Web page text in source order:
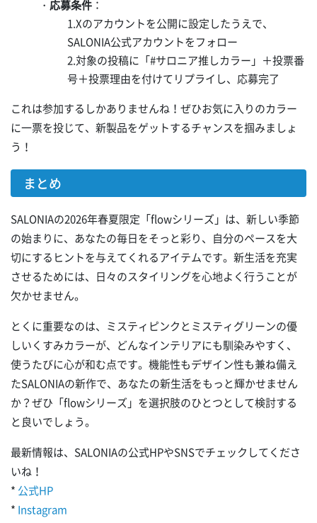
・ 応募条件 ：
1.Xのアカウントを公開に設定したうえで、
SALONIA公式アカウントをフォロー
2.対象の投稿に「#サロニア推しカラー」＋投票番
号＋投票理由を付けてリプライし、応募完了
これは参加するしかありませんね！ぜひお気に入りのカラー
に一票を投じて、新製品をゲットするチャンスを掴みましょ
う！
まとめ
SALONIAの2026年春夏限定「flowシリーズ」は、新しい季節
の始まりに、あなたの毎日をそっと彩り、自分のペースを大
切にするヒントを与えてくれるアイテムです。新生活を充実
させるためには、日々のスタイリングを心地よく行うことが
欠かせません。
とくに重要なのは、ミスティピンクとミスティグリーンの優
しいくすみカラーが、どんなインテリアにも馴染みやすく、
使うたびに心が和む点です。機能性もデザイン性も兼ね備え
たSALONIAの新作で、あなたの新生活をもっと輝かせません
か？ぜひ「flowシリーズ」を選択肢のひとつとして検討する
と良いでしょう。
最新情報は、SALONIAの公式HPやSNSでチェックしてくださ
いね！
* 公式HP
* Instagram